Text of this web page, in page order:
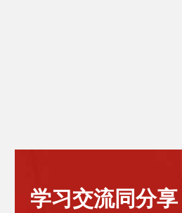
学习交流同分